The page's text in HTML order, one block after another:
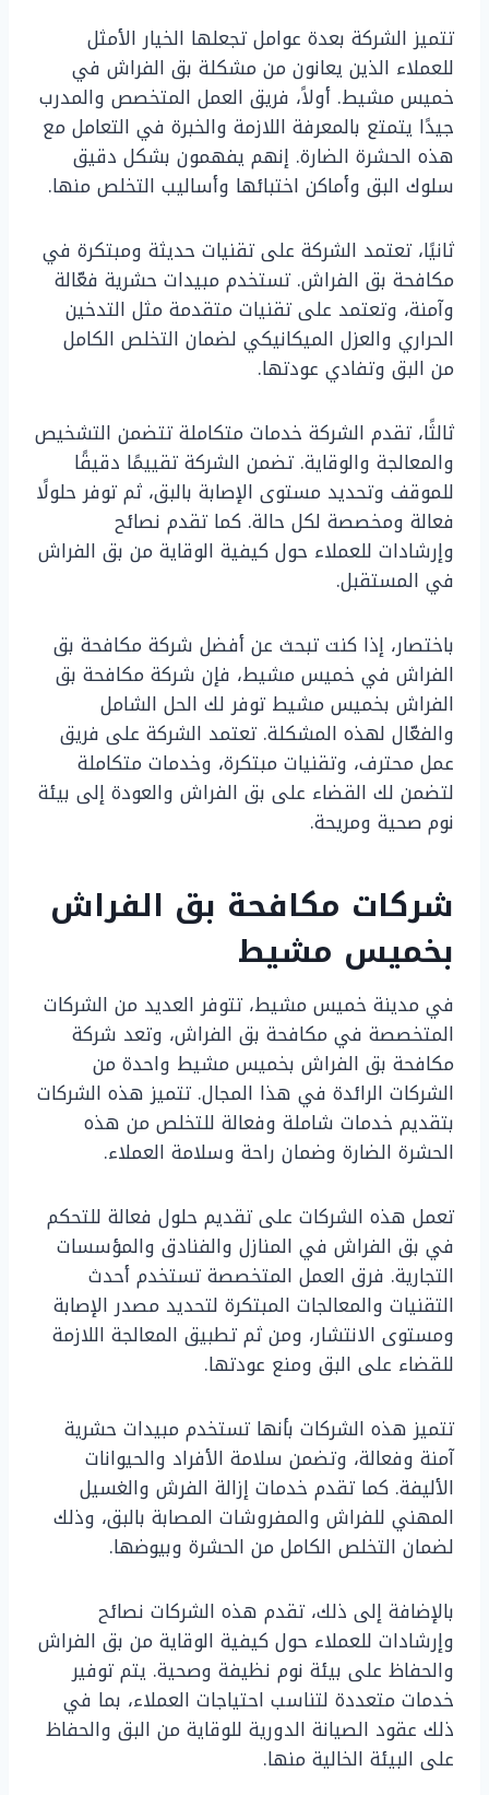
تتميز الشركة بعدة عوامل تجعلها الخيار الأمثل
للعملاء الذين يعانون من مشكلة بق الفراش في
خميس مشيط. أولاً، فريق العمل المتخصص والمدرب
جيدًا يتمتع بالمعرفة اللازمة والخبرة في التعامل مع
هذه الحشرة الضارة. إنهم يفهمون بشكل دقيق
سلوك البق وأماكن اختبائها وأساليب التخلص منها.
ثانيًا، تعتمد الشركة على تقنيات حديثة ومبتكرة في
مكافحة بق الفراش. تستخدم مبيدات حشرية فعّالة
وآمنة، وتعتمد على تقنيات متقدمة مثل التدخين
الحراري والعزل الميكانيكي لضمان التخلص الكامل
من البق وتفادي عودتها.
ثالثًا، تقدم الشركة خدمات متكاملة تتضمن التشخيص
والمعالجة والوقاية. تضمن الشركة تقييمًا دقيقًا
للموقف وتحديد مستوى الإصابة بالبق، ثم توفر حلولًا
فعالة ومخصصة لكل حالة. كما تقدم نصائح
وإرشادات للعملاء حول كيفية الوقاية من بق الفراش
في المستقبل.
باختصار، إذا كنت تبحث عن أفضل شركة مكافحة بق
الفراش في خميس مشيط، فإن شركة مكافحة بق
الفراش بخميس مشيط توفر لك الحل الشامل
والفعّال لهذه المشكلة. تعتمد الشركة على فريق
عمل محترف، وتقنيات مبتكرة، وخدمات متكاملة
لتضمن لك القضاء على بق الفراش والعودة إلى بيئة
نوم صحية ومريحة.
شركات مكافحة بق الفراش
بخميس مشيط
في مدينة خميس مشيط، تتوفر العديد من الشركات
المتخصصة في مكافحة بق الفراش، وتعد شركة
مكافحة بق الفراش بخميس مشيط واحدة من
الشركات الرائدة في هذا المجال. تتميز هذه الشركات
بتقديم خدمات شاملة وفعالة للتخلص من هذه
الحشرة الضارة وضمان راحة وسلامة العملاء.
تعمل هذه الشركات على تقديم حلول فعالة للتحكم
في بق الفراش في المنازل والفنادق والمؤسسات
التجارية. فرق العمل المتخصصة تستخدم أحدث
التقنيات والمعالجات المبتكرة لتحديد مصدر الإصابة
ومستوى الانتشار، ومن ثم تطبيق المعالجة اللازمة
للقضاء على البق ومنع عودتها.
تتميز هذه الشركات بأنها تستخدم مبيدات حشرية
آمنة وفعالة، وتضمن سلامة الأفراد والحيوانات
الأليفة. كما تقدم خدمات إزالة الفرش والغسيل
المهني للفراش والمفروشات المصابة بالبق، وذلك
لضمان التخلص الكامل من الحشرة وبيوضها.
بالإضافة إلى ذلك، تقدم هذه الشركات نصائح
وإرشادات للعملاء حول كيفية الوقاية من بق الفراش
والحفاظ على بيئة نوم نظيفة وصحية. يتم توفير
خدمات متعددة لتناسب احتياجات العملاء، بما في
ذلك عقود الصيانة الدورية للوقاية من البق والحفاظ
على البيئة الخالية منها.